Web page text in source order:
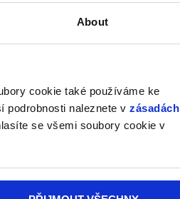
About
cookie také používáme ke
podrobnosti naleznete v zásadách
se všemi soubory cookie v